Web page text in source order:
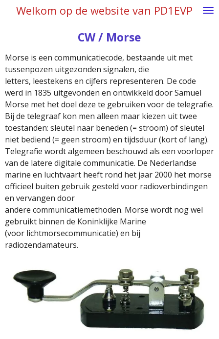
hoofdinhoud
Welkom op de website van PD1EVP
CW / Morse
Morse is een communicatiecode, bestaande uit met
tussenpozen uitgezonden signalen, die
letters, leestekens en cijfers representeren. De code
werd in 1835 uitgevonden en ontwikkeld door Samuel
Morse met het doel deze te gebruiken voor de telegrafie.
Bij de telegraaf kon men alleen maar kiezen uit twee
toestanden: sleutel naar beneden (= stroom) of sleutel
niet bediend (= geen stroom) en tijdsduur (kort of lang).
Telegrafie wordt algemeen beschouwd als een voorloper
van de latere digitale communicatie. De Nederlandse
marine en luchtvaart heeft rond het jaar 2000 het morse
officieel buiten gebruik gesteld voor radioverbindingen
en vervangen door
andere communicatiemethoden. Morse wordt nog wel
gebruikt binnen de Koninklijke Marine
(voor lichtmorsecommunicatie) en bij
radiozendamateurs.